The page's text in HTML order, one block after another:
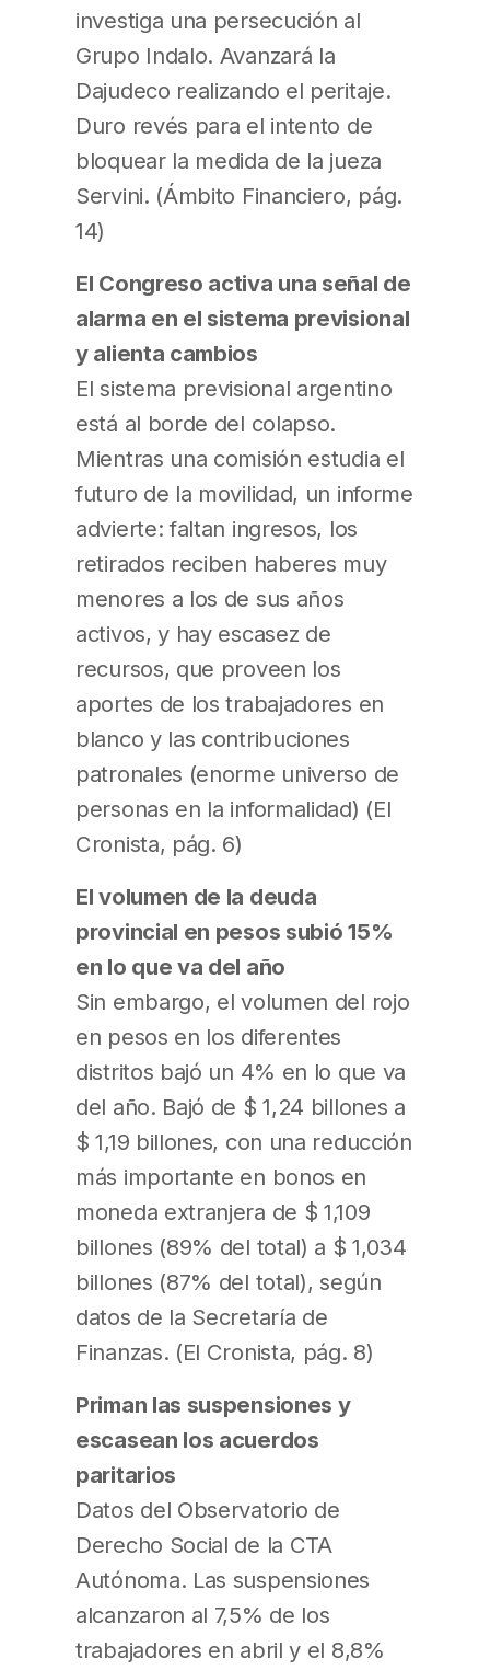
investiga una persecución al
Grupo Indalo. Avanzará la
Dajudeco realizando el peritaje.
Duro revés para el intento de
bloquear la medida de la jueza
Servini. (Ámbito Financiero, pág.
14)
El Congreso activa una señal de
alarma en el sistema previsional
y alienta cambios
El sistema previsional argentino
está al borde del colapso.
Mientras una comisión estudia el
futuro de la movilidad, un informe
advierte: faltan ingresos, los
retirados reciben haberes muy
menores a los de sus años
activos, y hay escasez de
recursos, que proveen los
aportes de los trabajadores en
blanco y las contribuciones
patronales (enorme universo de
personas en la informalidad) (El
Cronista, pág. 6)
El volumen de la deuda
provincial en pesos subió 15%
en lo que va del año
Sin embargo, el volumen del rojo
en pesos en los diferentes
distritos bajó un 4% en lo que va
del año. Bajó de $ 1,24 billones a
$ 1,19 billones, con una reducción
más importante en bonos en
moneda extranjera de $ 1,109
billones (89% del total) a $ 1,034
billones (87% del total), según
datos de la Secretaría de
Finanzas. (El Cronista, pág. 8)
Priman las suspensiones y
escasean los acuerdos
paritarios
Datos del Observatorio de
Derecho Social de la CTA
Autónoma. Las suspensiones
alcanzaron al 7,5% de los
trabajadores en abril y el 8,8%